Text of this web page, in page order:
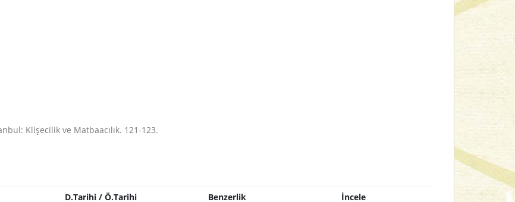
Klişecilik ve Matbaacılık. 121-123.
D.Tarihi / Ö.Tarihi Benzerlik İncele